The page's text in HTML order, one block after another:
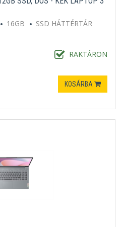
16GB
SSD HÁTTÉRTÁR
RAKTÁRON
KOSÁRBA